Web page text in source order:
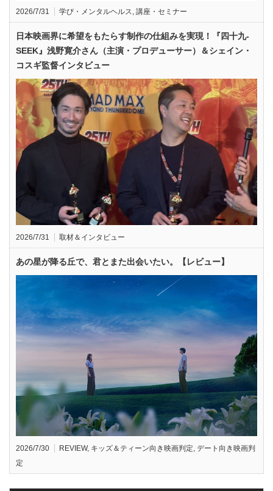
2026/7/31 学び・メンタルヘルス, 講座・セミナー
日本映画界に希望をもたらす制作の仕組みを実現！『四十九-
SEEK』浅野寛介さん（主演・プロデューサー）＆シェイン・
コスギ監督インタビュー
2026/7/31 取材＆インタビュー
あの星が降る丘で、君とまた出会いたい。【レビュー】
2026/7/30 REVIEW, キッズ＆ティーン向き映画判定, デート向き映画判
定